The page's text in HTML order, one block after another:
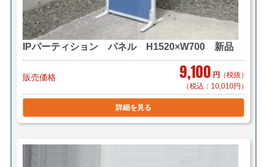
IPパーティション パネル H1520×W700 新品
販売価格 9,100 円 （税抜）
（税込：10,010円）
詳細を見る